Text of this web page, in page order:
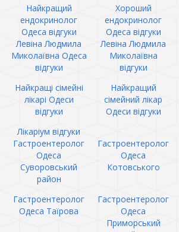
Найкращий
ендокринолог
Одеса відгуки
Хороший
ендокринолог
Одеса відгуки
Левіна Людмила
Миколаївна Одеса
відгуки
Левіна Людмила
Миколаївна
відгуки
Найкращі сімейні
лікарі Одеси
відгуки
Найкращий
сімейний лікар
Одеси відгуки
Лікаріум відгуки
Гастроентеролог
Одеса
Суворовський
район
Гастроентеролог
Одеса
Котовського
Гастроентеролог
Одеса Таїрова
Гастроентеролог
Одеса
Приморський